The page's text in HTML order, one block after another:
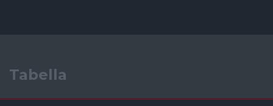
Tabella